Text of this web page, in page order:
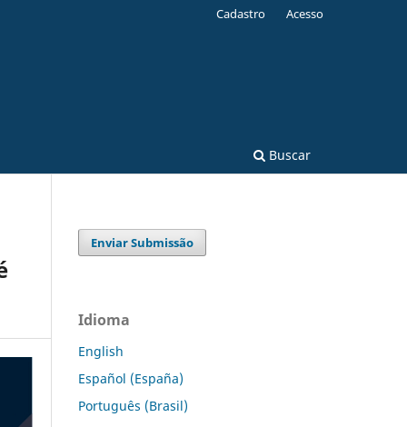
Buscar
Cadastro Acesso
Enviar Submissão
Idioma
English
Español (España)
Português (Brasil)